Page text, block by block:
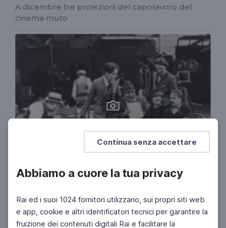
Continua senza accettare
Abbiamo a cuore la tua privacy
Rai ed i suoi 1024 fornitori utilizzano, sui propri siti web
e app, cookie e altri identificatori tecnici per garantire la
fruizione dei contenuti digitali Rai e facilitare la
A dicembre tre proiezioni del capolavoro del
cinema muto
Divi senza sonoro
1895 - 1927. Gli anni del muto